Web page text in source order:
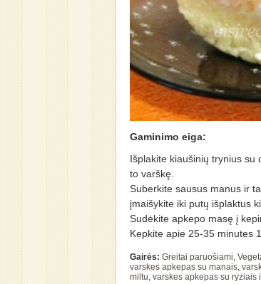
Gaminimo eiga:
Išplakite kiaušinių trynius su
to varškę.
Suberkite sausus manus ir
įmaišykite iki putų išplaktus
Sudėkite apkepo masę į
Kepkite apie 25-35 minutes
Gairės: Greitai paruošiami,
varskes apkepas su manais,
miltu, varskes apkepas su ryziais